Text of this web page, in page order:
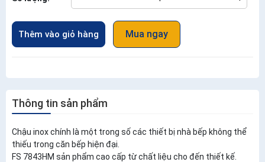
Thêm vào giỏ hàng Mua ngay
Thông tin sản phẩm
Chậu inox chính là một trong số các thiết bị nhà bếp không thể
thiếu trong căn bếp hiện đại.
FS 7843HM sản phẩm cao cấp từ chất liệu cho đến thiết kế.